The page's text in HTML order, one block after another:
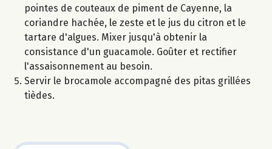
pointes de couteaux de piment de Cayenne, la
coriandre hachée, le zeste et le jus du citron et le
tartare d'algues. Mixer jusqu'à obtenir la
consistance d'un guacamole. Goûter et rectifier
l'assaisonnement au besoin.
Servir le brocamole accompagné des pitas grillées
tièdes.